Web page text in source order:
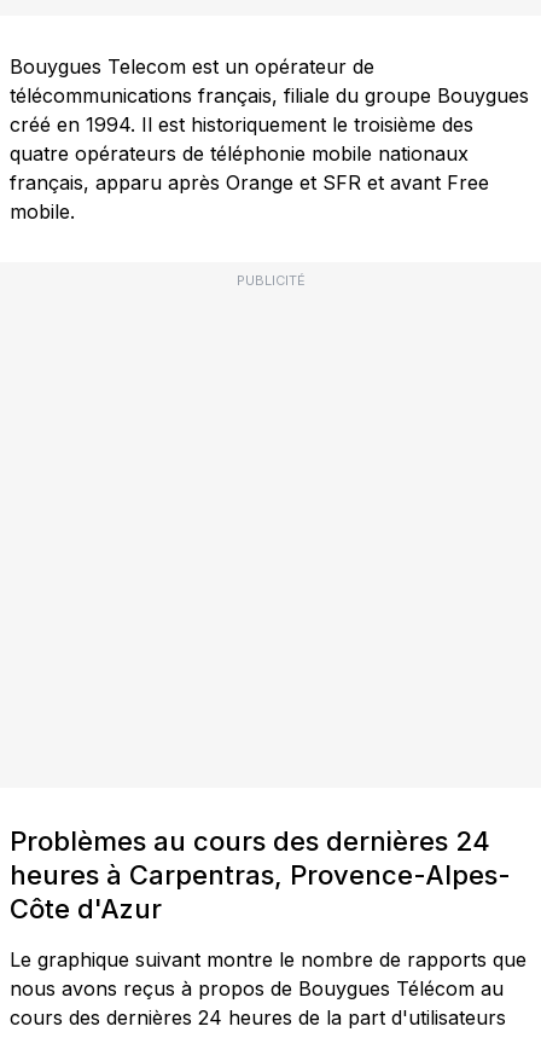
Bouygues Telecom est un opérateur de
télécommunications français, filiale du groupe Bouygues
créé en 1994. Il est historiquement le troisième des
quatre opérateurs de téléphonie mobile nationaux
français, apparu après Orange et SFR et avant Free
mobile.
PUBLICITÉ
Problèmes au cours des dernières 24
heures à Carpentras, Provence-Alpes-
Côte d'Azur
Le graphique suivant montre le nombre de rapports que
nous avons reçus à propos de Bouygues Télécom au
cours des dernières 24 heures de la part d'utilisateurs